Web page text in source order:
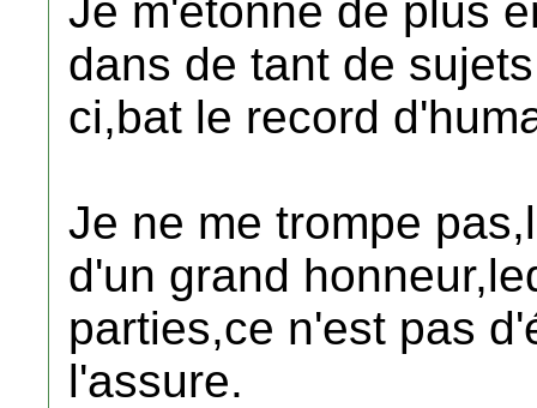
Je m'étonne de plus
dans de tant de
ci,bat le record
Je ne me trompe
d'un grand
parties,ce n'est pas
l'assure.